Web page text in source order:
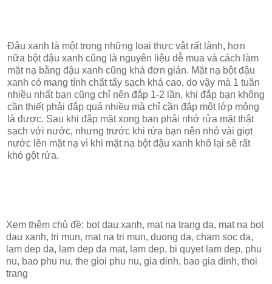
Đậu xanh là một trong những loại thực vật rất lành, hơn
nữa bột đậu xanh cũng là nguyên liệu dễ mua và cách làm
mặt nạ bằng đậu xanh cũng khá đơn giản. Mặt nạ bột đậu
xanh có mang tính chất tẩy sạch khá cao, do vậy mà 1 tuần
nhiều nhất bạn cũng chỉ nên đắp 1-2 lần, khi đắp bạn không
cần thiết phải đắp quá nhiều mà chỉ cần đắp một lớp mỏng
là được. Sau khi đắp mặt xong bạn phải nhớ rửa mặt thật
sạch với nước, nhưng trước khi rửa bạn nên nhỏ vài giọt
nước lên mặt nạ vì khi mặt nạ bột đậu xanh khô lại sẽ rất
khó gột rửa.
Xem thêm chủ đề: bot dau xanh, mat na trang da, mat na bot
dau xanh, tri mun, mat na tri mun, duong da, cham soc da,
lam dep da, lam dep da mat, lam dep, bi quyet lam dep, phu
nu, bao phu nu, the gioi phu nu, gia dinh, bao gia dinh, thoi
trang